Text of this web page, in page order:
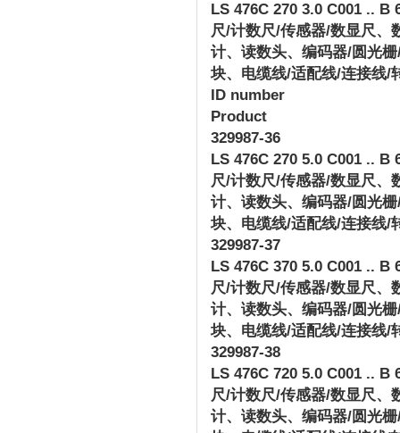
LS 476C 270 3.0 C001 .. B
尺/计数尺/传感器/数显尺、
计、读数头、编码器/圆光栅
块、电缆线/适配线/连接线/
ID number
Product
329987-36
LS 476C 270 5.0 C001 .. B
尺/计数尺/传感器/数显尺、
计、读数头、编码器/圆光栅
块、电缆线/适配线/连接线/
329987-37
LS 476C 370 5.0 C001 .. B
尺/计数尺/传感器/数显尺、
计、读数头、编码器/圆光栅
块、电缆线/适配线/连接线/
329987-38
LS 476C 720 5.0 C001 .. B
尺/计数尺/传感器/数显尺、
计、读数头、编码器/圆光栅